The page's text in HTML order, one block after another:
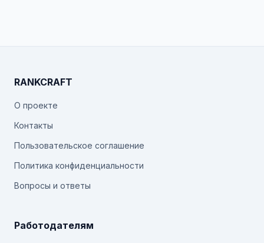
RANKCRAFT
О проекте
Контакты
Пользовательское соглашение
Политика конфиденциальности
Вопросы и ответы
Работодателям